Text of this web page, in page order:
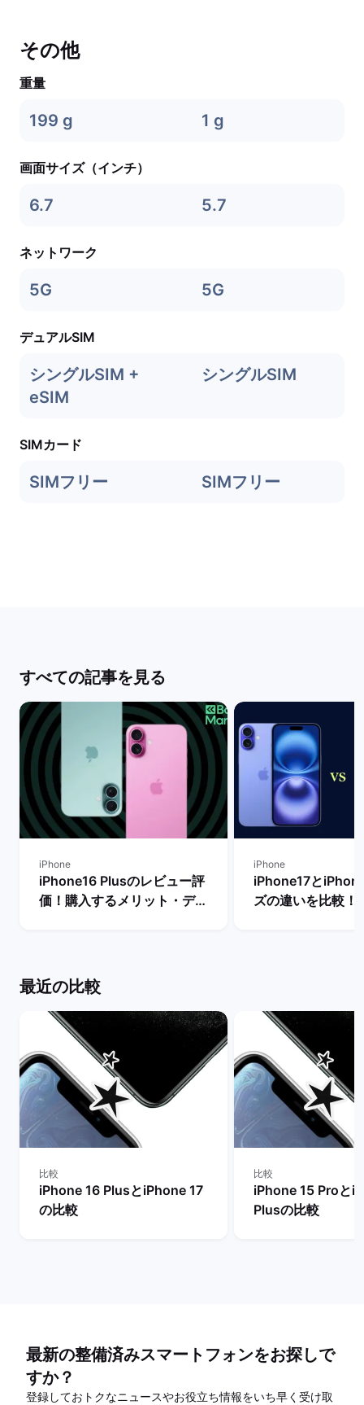
その他
重量
199 g 1 g
画面サイズ（インチ）
6.7 5.7
ネットワーク
5G 5G
デュアルSIM
シングルSIM +
eSIM
シングルSIM
SIMカード
SIMフリー SIMフリー
すべての記事を見る
iPhone
iPhone16 Plusのレビュー評
価！購入するメリット・デメ
iPhone
iPhone17と
ズの違いを比較！
最近の比較
比較
iPhone 16 PlusとiPhone 17
の比較
比較
iPhone 15 Proと
Plusの比較
最新の整備済みスマートフォンをお探しで
すか？
登録しておトクなニュースやお役立ち情報をいち早く受け取